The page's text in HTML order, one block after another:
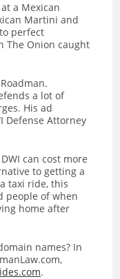
a Mexican
Martini and
to perfect
The Onion caught
a lot of
His ad
Defense Attorney
can cost more
to getting a
taxi ride, this
people of when
home after
names? In
.